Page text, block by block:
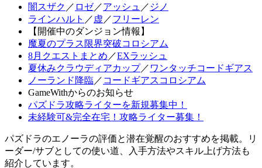
闇スザク ／ ロゼ／アッシュ ／ ジノ
ラインハルト ／ 虚 ／フリーレン
【開催中のダンジョン情報】
魔夏のプラス限界突破コロシアム
8月クエストまとめ ／EXラッシュ
夏休みクラウディアカップ／ ワンタッチコードギアス
ノーランド降臨／ コードギアスコロシアム
GameWithからのお知らせ
パズドラ攻略ライターを新規募集中！
未経験可&完全在宅！攻略ライター募集！
パズドラのエノーラの評価と潜在覚醒のおすすめを掲載。リ
ーダー/サブとしての使い道、入手方法やスキル上げ方法も
紹介しています。